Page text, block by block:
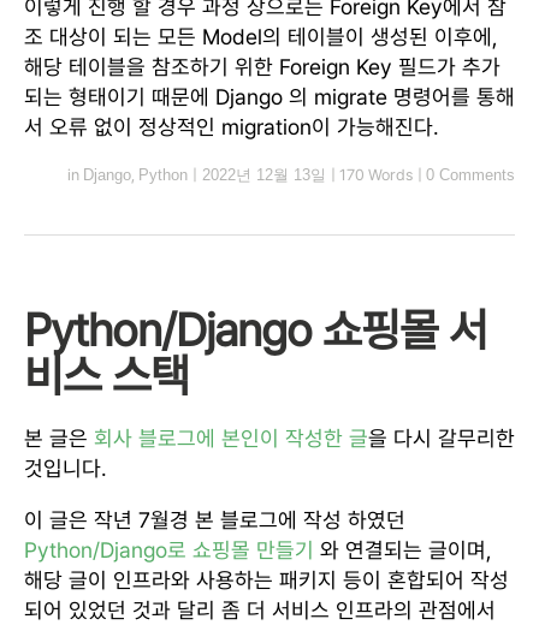
이렇게 진행 할 경우 과정 상으로는 Foreign Key에서 참
조 대상이 되는 모든 Model의 테이블이 생성된 이후에,
해당 테이블을 참조하기 위한 Foreign Key 필드가 추가
되는 형태이기 때문에 Django 의 migrate 명령어를 통해
서 오류 없이 정상적인 migration이 가능해진다.
in Django Python 2022년 12월 13일 170 Words 0 Comments
Python/Django 쇼핑몰 서
비스 스택
본 글은 회사 블로그에 본인이 작성한 글을 다시 갈무리한
것입니다.
이 글은 작년 7월경 본 블로그에 작성 하였던
Python/Django로 쇼핑몰 만들기 와 연결되는 글이며,
해당 글이 인프라와 사용하는 패키지 등이 혼합되어 작성
되어 있었던 것과 달리 좀 더 서비스 인프라의 관점에서